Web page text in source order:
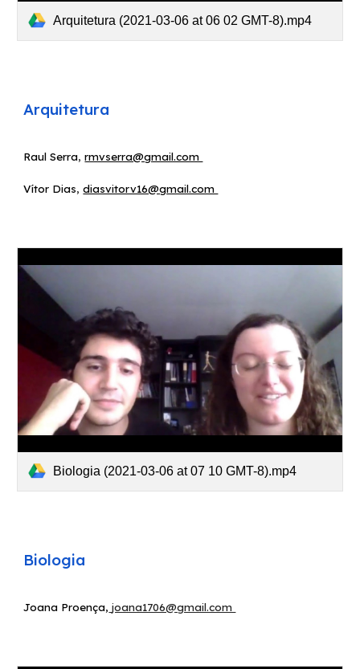
Arquitetura (2021-03-06 at 06 02 GMT-8).mp4
Arquitetura
Raul Serra,rmvserra@gmail.com
Vítor Dias, ​diasvitorv16@gmail.com
Biologia (2021-03-06 at 07 10 GMT-8).mp4
Biologia
Joana Proença, ​joana1706@gmail.com